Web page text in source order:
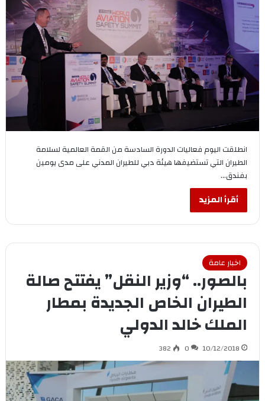
انطلقت اليوم فعاليات الدورة السادسة من القمة العالمية لسلامة
الطيران التي تستضيفها هيئة دبي للطيران المدني على مدى يومين
بفندق…
أقرأ المزيد
اخبار عامة
بالصور.. “وزير النقل” يفتتح صالة
الطيران الخاص الجديدة بمطار
الملك خالد الدولي
10/12/2018
0
382